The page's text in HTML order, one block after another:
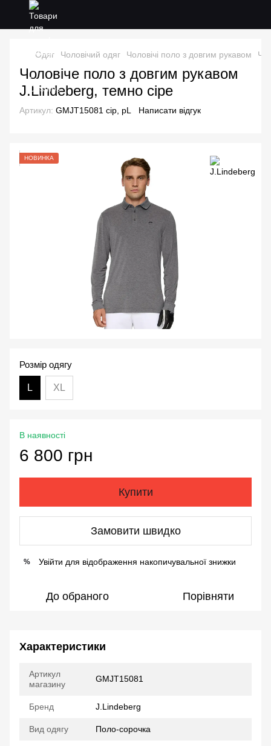
Одяг Чоловічий одяг Чоловічі поло з довгим рукавом
Чоловіче поло з довгим рукавом
J.Lindeberg, темно сіре
Артикул: GMJT15081 сір, рL Написати відгук
НОВИНКА
Розмір одягу
L XL
В наявності
6 800 грн
Купити
Замовити швидко
% Увійти для відображення накопичувальної знижки
До обраного Порівняти
Характеристики
Артикул
магазину
GMJT15081
Бренд J.Lindeberg
Вид одягу Поло-сорочка